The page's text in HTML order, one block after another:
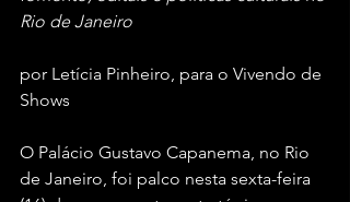
Rio de Janeiro
por Letícia Pinheiro, para o Vivendo de
Shows
O Palácio Gustavo Capanema, no Rio
de Janeiro, foi palco nesta sexta-feira